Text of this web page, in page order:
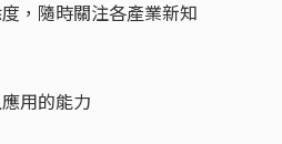
，隨時關注各產業新知
用的能力